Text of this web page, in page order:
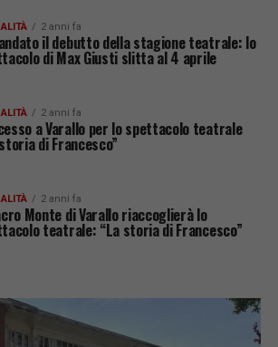
2 anni fa
il debutto della stagione teatrale: lo
di Max Giusti slitta al 4 aprile
2 anni fa
a Varallo per lo spettacolo teatrale
di Francesco”
2 anni fa
Monte di Varallo riaccoglierà lo
teatrale: “La storia di Francesco”